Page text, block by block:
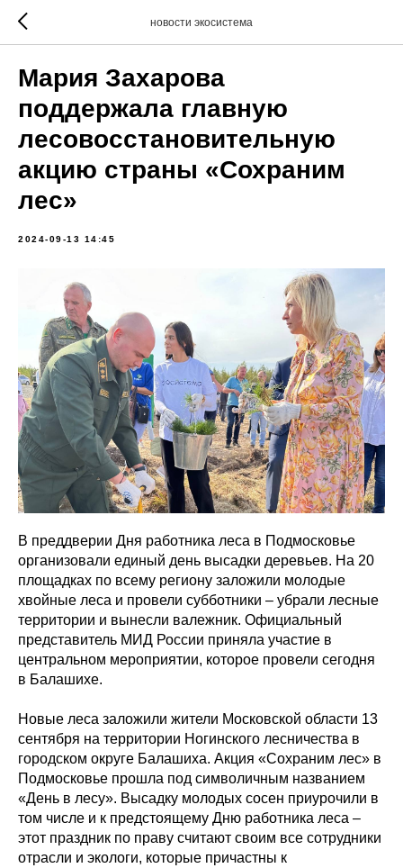
новости экосистема
Мария Захарова
поддержала главную
лесовосстановительную
акцию страны «Сохраним
лес»
2024-09-13 14:45
В преддверии Дня работника леса в Подмосковье
организовали единый день высадки деревьев. На 20
площадках по всему региону заложили молодые
хвойные леса и провели субботники – убрали лесные
территории и вынесли валежник. Официальный
представитель МИД России приняла участие в
центральном мероприятии, которое провели сегодня
в Балашихе.
Новые леса заложили жители Московской области 13
сентября на территории Ногинского лесничества в
городском округе Балашиха. Акция «Сохраним лес» в
Подмосковье прошла под символичным названием
«День в лесу». Высадку молодых сосен приурочили в
том числе и к предстоящему Дню работника леса –
этот праздник по праву считают своим все сотрудники
отрасли и экологи, которые причастны к